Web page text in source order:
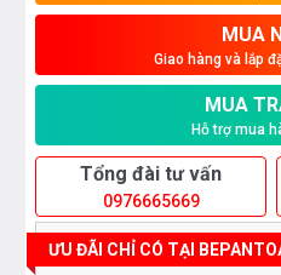
MUA
Giao hàng và lắp
MUA
Hỗ trợ mua
Tổng đài tư vấn
0976665669
ƯU ĐÃI CHỈ CÓ TẠI